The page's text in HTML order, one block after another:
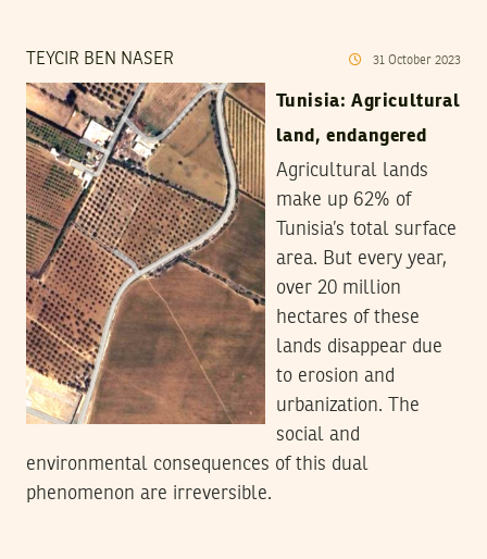
TEYCIR BEN NASER 31 October 2023
Tunisia: Agricultural
land, endangered
Agricultural lands
make up 62% of
Tunisia’s total surface
area. But every year,
over 20 million
hectares of these
lands disappear due
to erosion and
urbanization. The
social and
environmental consequences of this dual
phenomenon are irreversible.